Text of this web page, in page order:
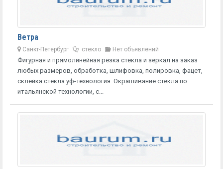
Ветра
Санкт-Петербург стекло Нет объявлений
Фигурная и прямолинейная резка стекла и зеркал на заказ
любых размеров, обработка, шлифовка, полировка, фацет,
склейка стекла уф-технология. Окрашивание стекла по
итальянской технологии, с...